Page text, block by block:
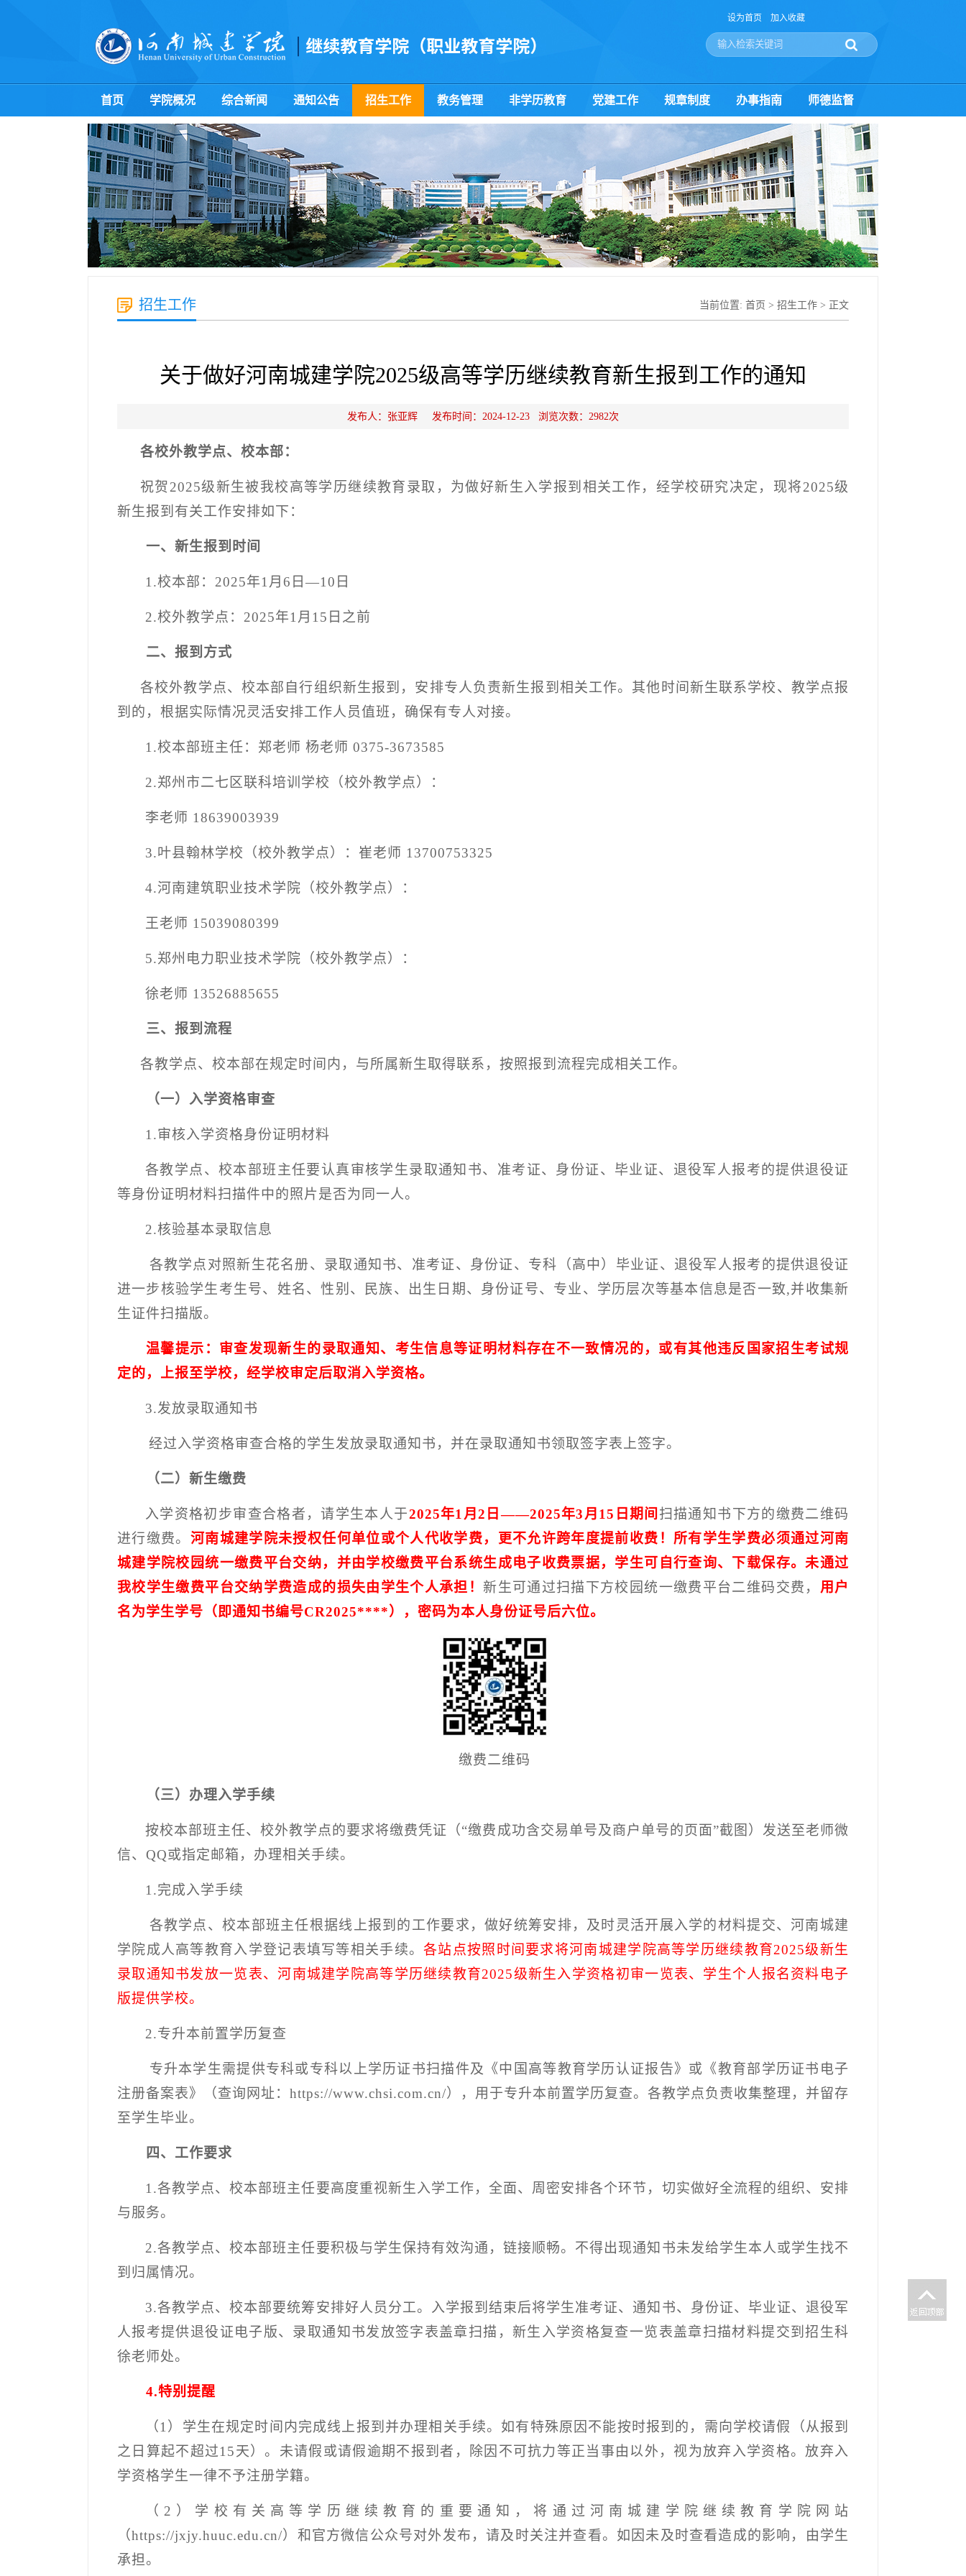
设为首页 加入收藏
首页 学院概况 综合新闻 通知公告 招生工作 教务管理 非学历教育 党建工作 规章制度 办事指南 师德监督
招生工作 当前位置: 首页 > 招生工作 > 正文
关于做好河南城建学院2025级高等学历继续教育新生报到工作的通知
发布人：张亚辉 发布时间：2024-12-23 浏览次数： 2982次
各校外教学点、校本部：
祝贺2025级新生被我校高等学历继续教育录取，为做好新生入学报到相关工作，经学校研究决定，现将2025级
新生报到有关工作安排如下：
一、新生报到时间
1.校本部： 2025年1 月 6 日—10 日
2.校外教学点： 2025年1 月 15 日之前
二、报到方式
各校外教学点、校本部自行组织新生报到，安排专人负责新生报到相关工作。其他时间新生联系学校、教学点报
到的，根据实际情况灵活安排工作人员值班，确保有专人对接。
1.校本部班主任：郑老师 杨老师 0375-3673585
2.郑州市二七区联科培训学校（校外教学点）：
李老师 18639003939
3.叶县翰林学校（校外教学点）：崔老师 13700753325
4.河南建筑职业技术学院（校外教学点）：
王老师 15039080399
5.郑州电力职业技术学院（校外教学点）：
徐老师 13526885655
三、报到流程
各教学点、校本部在规定时间内，与所属新生取得联系，按照报到流程完成相关工作。
（一）入学资格审查
1.审核入学资格身份证明材料
各教学点、校本部班主任要认真审核学生录取通知书、准考证、身份证、毕业证、退役军人报考的提供退役证
等身份证明材料扫描件中的照片是否为同一人。
2.核验基本录取信息
各教学点对照新生花名册、录取通知书、准考证、身份证、专科（高中）毕业证、退役军人报考的提供退役证
进一步核验学生考生号、姓名、性别、民族、出生日期、身份证号、专业、学历层次等基本信息是否一致,并收集新
生证件扫描版。
温馨提示：审查发现新生的录取通知、考生信息等证明材料存在不一致情况的，或有其他违反国家招生考试规
定的，上报至学校，经学校审定后取消入学资格。
3.发放录取通知书
经过入学资格审查合格的学生发放录取通知书，并在录取通知书领取签字表上签字。
（二）新生缴费
入学资格初步审查合格者，请学生本人于2025年1 月2 日——2025年3月 15 日期间 扫描通知书下方的缴费二维码
进行缴费。 河南城建学院未授权任何单位或个人代收学费，更不允许跨年度提前收费！所有学生学费必须通过河南
城建学院校园统一缴费平台交纳，并由学校缴费平台系统生成电子收费票据，学生可自行查询、下载保存。未通过
我校学生缴费平台交纳学费造成的损失由学生个人承担！ 新生可通过扫描下方校园统一缴费平台二维码交费， 用户
名为学生学号（即通知书编号CR2025****），密码为本人身份证号后六位。
缴费二维码
（三）办理入学手续
按校本部班主任、校外教学点的要求将缴费凭证（“缴费成功含交易单号及商户单号的页面”截图）发送至老师微
信、 QQ或指定邮箱，办理相关手续。
1.完成入学手续
各教学点、校本部班主任根据线上报到的工作要求，做好统筹安排，及时灵活开展入学的材料提交、河南城建
学院成人高等教育入学登记表填写等相关手续。各站点按照时间要求将河南城建学院高等学历继续教育2025级新生
录取通知书发放一览表、河南城建学院高等学历继续教育2025级新生入学资格初审一览表、学生个人报名资料电子
版提供学校。
2.专升本前置学历复查
专升本学生需提供专科或专科以上学历证书扫描件及《中国高等教育学历认证报告》或《教育部学历证书电子
注册备案表》（查询网址： https://www.chsi.com.cn/），用于专升本前置学历复查。各教学点负责收集整理，并留存
至学生毕业。
四、工作要求
1.各教学点、校本部班主任要高度重视新生入学工作，全面、周密安排各个环节，切实做好全流程的组织、安排
与服务。
2.各教学点、校本部班主任要积极与学生保持有效沟通，链接顺畅。不得出现通知书未发给学生本人或学生找不
到归属情况。
3.各教学点、校本部要统筹安排好人员分工。入学报到结束后将学生准考证、通知书、身份证、毕业证、退役军
人报考提供退役证电子版、录取通知书发放签字表盖章扫描，新生入学资格复查一览表盖章扫描材料提交到招生科
徐老师处。
4.特别提醒
（1 ）学生在规定时间内完成线上报到并办理相关手续。如有特殊原因不能按时报到的，需向学校请假（从报到
之日算起不超过15天）。未请假或请假逾期不报到者，除因不可抗力等正当事由以外，视为放弃入学资格。放弃入
学资格学生一律不予注册学籍。
（ 2 ）学校有关高等学历继续教育的重要通知，将通过河南城建学院继续教育学院网站
（https://jxjy.huuc.edu.cn/）和官方微信公众号对外发布，请及时关注并查看。如因未及时查看造成的影响，由学生
承担。